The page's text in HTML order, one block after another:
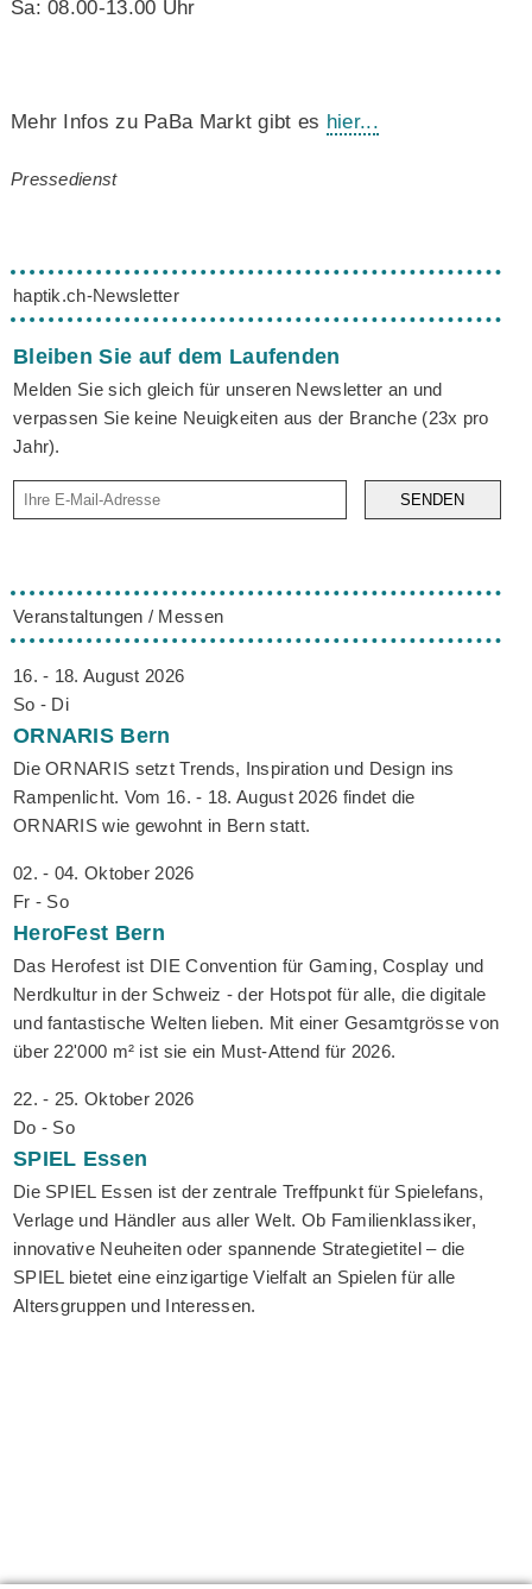
Sa: 08.00-13.00 Uhr
Mehr Infos zu PaBa Markt gibt es hier...
Pressedienst
haptik.ch-Newsletter
Bleiben Sie auf dem Laufenden
Melden Sie sich gleich für unseren Newsletter an und
verpassen Sie keine Neuigkeiten aus der Branche (23x pro
Jahr).
SENDEN
Veranstaltungen / Messen
16. - 18. August 2026
So - Di
ORNARIS Bern
Die ORNARIS setzt Trends, Inspiration und Design ins
Rampenlicht. Vom 16. - 18. August 2026 findet die
ORNARIS wie gewohnt in Bern statt.
02. - 04. Oktober 2026
Fr - So
HeroFest Bern
Das Herofest ist DIE Convention für Gaming, Cosplay und
Nerdkultur in der Schweiz - der Hotspot für alle, die digitale
und fantastische Welten lieben. Mit einer Gesamtgrösse von
über 22'000 m² ist sie ein Must-Attend für 2026.
22. - 25. Oktober 2026
Do - So
SPIEL Essen
Die SPIEL Essen ist der zentrale Treffpunkt für Spielefans,
Verlage und Händler aus aller Welt. Ob Familienklassiker,
innovative Neuheiten oder spannende Strategietitel – die
SPIEL bietet eine einzigartige Vielfalt an Spielen für alle
Altersgruppen und Interessen.